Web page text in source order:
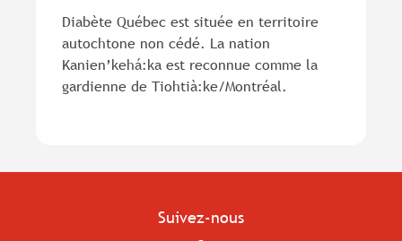
Diabète Québec est située en territoire
autochtone non cédé. La nation
Kanien’kehá:ka est reconnue comme la
gardienne de Tiohtià:ke/Montréal.
Suivez-nous